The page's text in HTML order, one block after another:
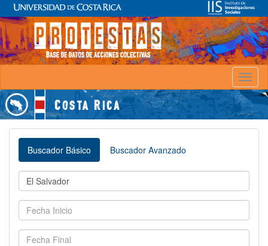
Buscador Básico Buscador Avanzado